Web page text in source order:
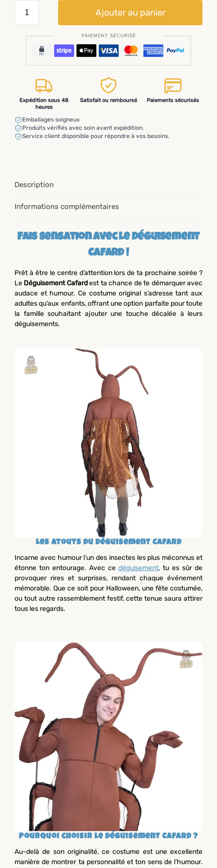
Ajouter au panier
Expédition sous 48
heures
Satisfait ou remboursé Paiements sécurisés
Emballages soigneux
Produits vérifiés avec soin avant expédition.
Service client disponible pour répondre à vos besoins.
Description
Informations complémentaires
Fais sensation avec le Déguisement
Cafard !
Prêt à être le centre d’attention lors de ta prochaine soirée ?
Le Déguisement Cafardest ta chance de te démarquer avec
audace et humour. Ce costume original s’adresse tant aux
adultes qu’aux enfants, offrant une option parfaite pour toute
la famille souhaitant ajouter une touche décalée à leurs
déguisements.
Les atouts du Déguisement Cafard
Incarne avec humour l’un des insectes les plus méconnus et
étonne ton entourage. Avec cedéguisement, tu es sûr de
provoquer rires et surprises, rendant chaque événement
mémorable. Que ce soit pour Halloween, une fête costumée,
ou tout autre rassemblement festif, cette tenue saura attirer
tous les regards.
Pourquoi choisir le Déguisement Cafard ?
Au-delà de son originalité, ce costume est une excellente
manière de montrer ta personnalité et ton sens de l’humour.